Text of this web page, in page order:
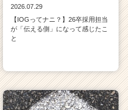
2026.07.29
【IOGってナニ？】26卒採用担当
が「伝える側」になって感じたこ
と